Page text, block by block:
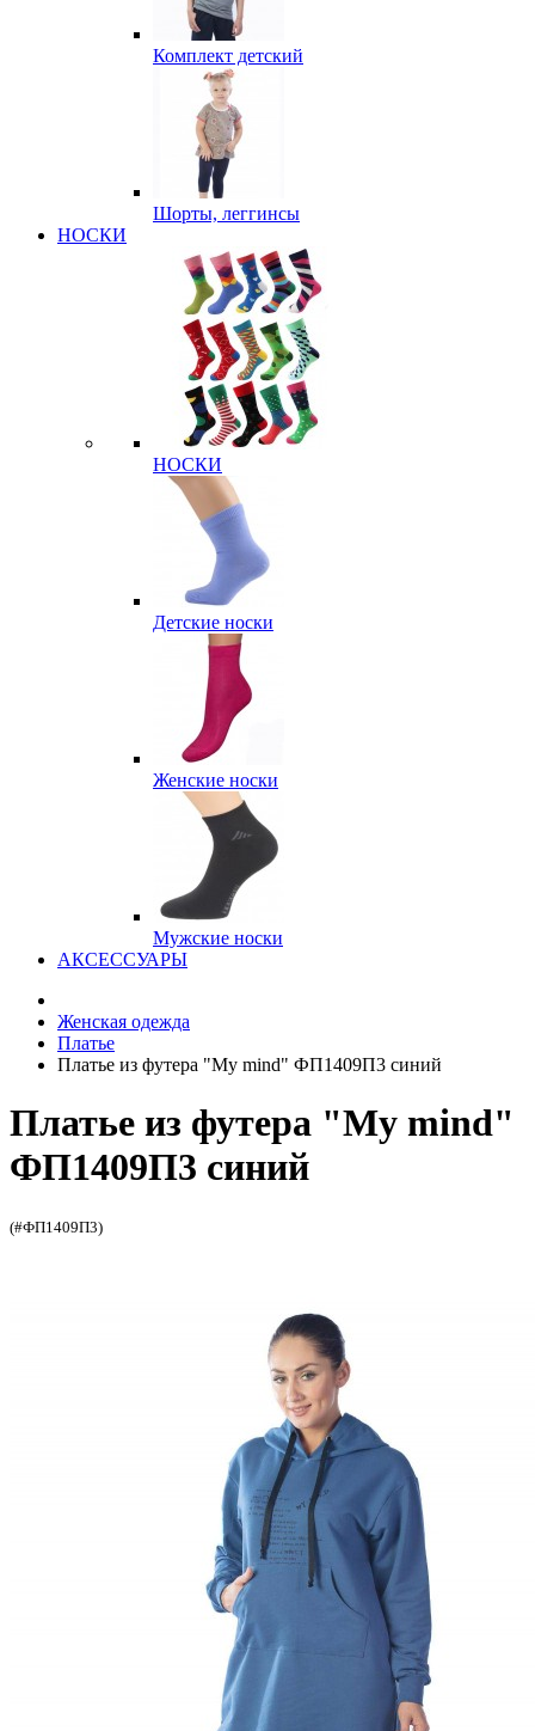
Комплект детский
Шорты, леггинсы
НОСКИ
НОСКИ
Детские носки
Женские носки
Мужские носки
АКСЕССУАРЫ
Женская одежда
Платье
Платье из футера "My mind" ФП1409П3 синий
Платье из футера "My mind"
ФП1409П3 синий
(#ФП1409П3)